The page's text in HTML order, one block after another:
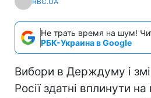
Не трать время на шум!
РБК-Украина в Google
Вибори в Держдуму і
Росії здатні вплинути